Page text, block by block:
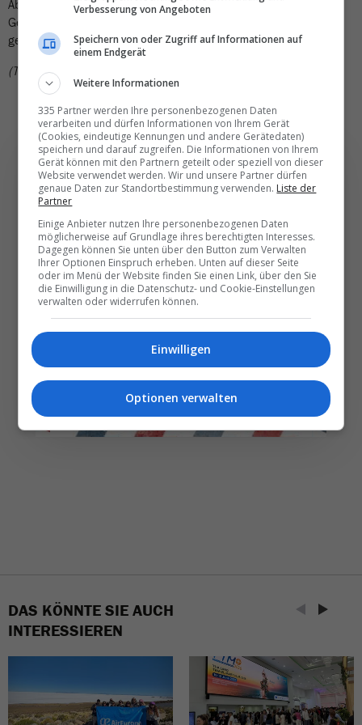
Abschluss des Abends. Yolanda Ruiz von Cristal Voyages aus
Genf gewann zwei Air-Europa-Tickets, einlösbar auf dem
gesamten weltweiten Streckennetz der Airline.
(TN)
Die wichtigsten und
besten News direkt in
Ihr E‑Mail-Postfach
Täglich oder wöchentlich, mit mehr Insights oder
DAS KÖNNTE SIE AUCH
INTERESSIEREN
Verbesserung von Angeboten
Speichern von oder Zugriff auf Informationen auf
einem Endgerät
Weitere Informationen
335 Partner werden Ihre personenbezogenen Daten
verarbeiten und dürfen Informationen von Ihrem Gerät
(Cookies, eindeutige Kennungen und andere Gerätedaten)
speichern und darauf zugreifen. Die Informationen von Ihrem
Gerät können mit den Partnern geteilt oder speziell von dieser
Website verwendet werden. Wir und unsere Partner dürfen
genaue Daten zur Standortbestimmung verwenden. Liste der
Partner
Einige Anbieter nutzen Ihre personenbezogenen Daten
möglicherweise auf Grundlage ihres berechtigten Interesses.
Dagegen können Sie unten über den Button zum Verwalten
Ihrer Optionen Einspruch erheben. Unten auf dieser Seite
oder im Menü der Website finden Sie einen Link, über den Sie
die Einwilligung in die Datenschutz- und Cookie-Einstellungen
verwalten oder widerrufen können.
Einwilligen
Optionen verwalten